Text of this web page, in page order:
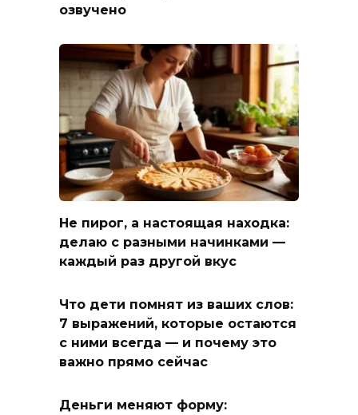
озвучено
Не пирог, а настоящая находка:
делаю с разными начинками —
каждый раз другой вкус
Что дети помнят из ваших слов:
7 выражений, которые остаются
с ними всегда — и почему это
важно прямо сейчас
Деньги меняют форму: